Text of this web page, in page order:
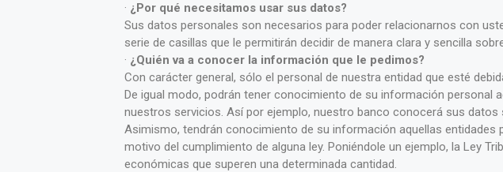
· ¿Por qué necesitamos usar sus datos?
Sus datos personales son necesarios para poder relacionarnos con
serie de casillas que le permitirán decidir de manera clara y sencilla
· ¿Quién va a conocer la información que le pedimos?
Con carácter general, sólo el personal de nuestra entidad que esté
De igual modo, podrán tener conocimiento de su información personal
nuestros servicios. Así por ejemplo, nuestro banco conocerá sus
Asimismo, tendrán conocimiento de su información aquellas
motivo del cumplimiento de alguna ley. Poniéndole un ejemplo, la Ley
económicas que superen una determinada cantidad.